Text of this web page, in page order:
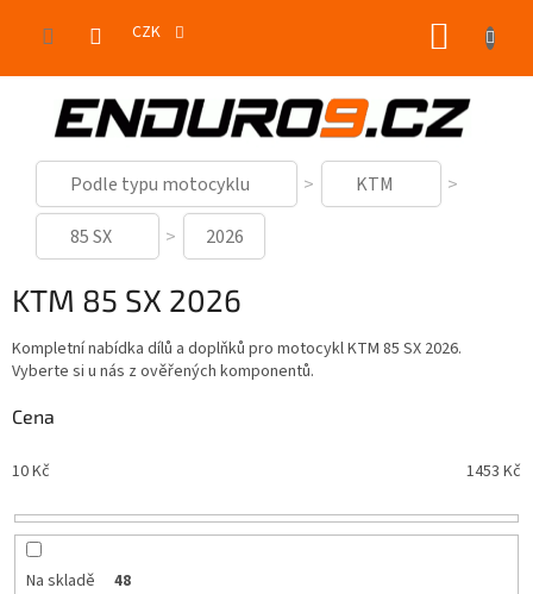
CZK
Podle typu motocyklu
KTM
85 SX
2026
KTM 85 SX 2026
Kompletní nabídka dílů a doplňků pro motocykl KTM 85 SX 2026.
Vyberte si u nás z ověřených komponentů.
Cena
10Kč 1453 Kč
Na skladě 48